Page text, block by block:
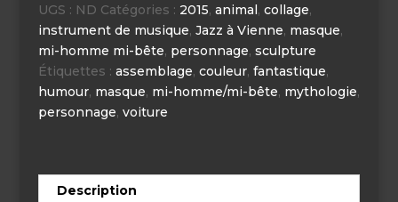
Vienne
2015
UGS : ND Catégories : 2015, animal, collage,
instrument de musique, Jazz à Vienne, masque,
mi-homme mi-bête, personnage, sculpture
Étiquettes : assemblage, couleur, fantastique,
humour, masque, mi-homme/mi-bête, mythologie,
personnage, voiture
Description